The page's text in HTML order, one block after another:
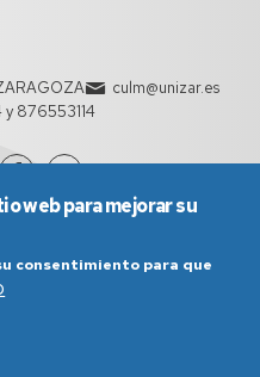
culm@unizar.es
876553114
generales de uso
web para mejorar su
consentimiento para que